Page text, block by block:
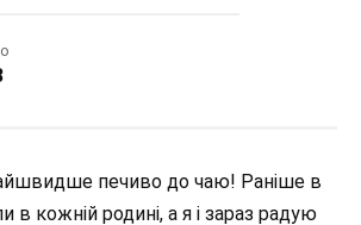
печиво до чаю! Раніше в
в кожній родині, а я і зараз радую